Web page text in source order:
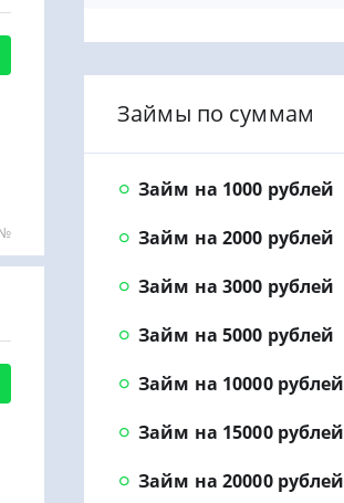
Займы по суммам
Займ на 1000 рублей
Займ на 2000 рублей
Займ на 3000 рублей
Займ на 5000 рублей
Займ на 10000 рублей
Займ на 15000 рублей
Займ на 20000 рублей